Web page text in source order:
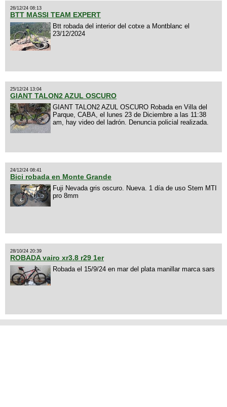
26/12/24 08:13
BTT MASSI TEAM EXPERT
Btt robada del interior del cotxe a Montblanc el
23/12/2024
25/12/24 13:04
GIANT TALON2 AZUL OSCURO
GIANT TALON2 AZUL OSCURO Robada en Villa del
Parque, CABA, el lunes 23 de Diciembre a las 11:38
am, hay video del ladrón. Denuncia policial realizada.
24/12/24 08:41
Bici robada en Monte Grande
Fuji Nevada gris oscuro. Nueva. 1 día de uso Stem MTI
pro 8mm
28/10/24 20:39
ROBADA vairo xr3.8 r29 1er
Robada el 15/9/24 en mar del plata manillar marca sars